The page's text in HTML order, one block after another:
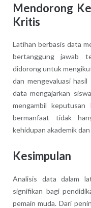
Mendorong
Kritis
Latihan berbasis data
bertanggung jawab
didorong untuk
dan mengevaluasi
data mengajarkan
mengambil keputusan
bermanfaat tidak
kehidupan akademik dan
Kesimpulan
Analisis data dalam
signifikan bagi
pemain muda. Dari